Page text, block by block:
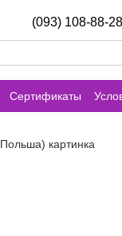
(093) 108-88-28
Сертификаты